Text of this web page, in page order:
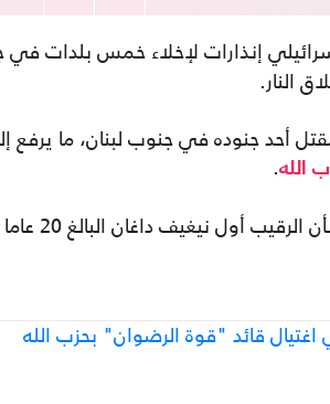
إنذارات لإخلاء خمس بلدات
النار.
الله.
داغان البالغ 20 عاما "قُتِل خلال المعارك في جنوب لبنان".
قائد "قوة الرضوان" بحزب الله